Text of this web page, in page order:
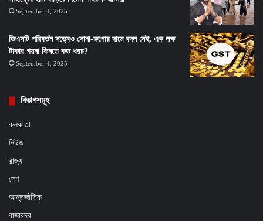
September 4, 2025
জিএসটি পরিবর্তন সত্ত্বেও সোনা-রুপোর দামে বদল নেই, এক লক্ষ
টাকার গয়না কিনতে কত খরচ?
September 4, 2025
বিভাগসমূহ
কলকাতা
নিউজ
রাজ্য
দেশ
আন্তর্জাতিক
বাজারদর